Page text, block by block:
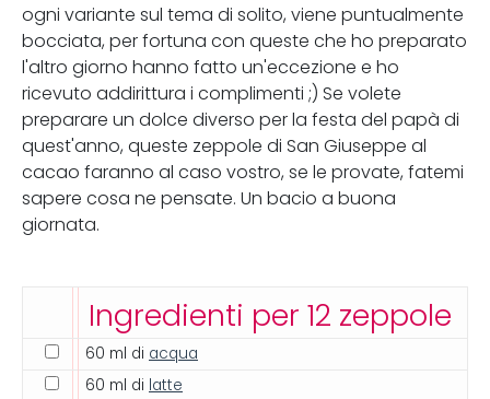
ogni variante sul tema di solito, viene puntualmente
bocciata, per fortuna con queste che ho preparato
l'altro giorno hanno fatto un'eccezione e ho
ricevuto addirittura i complimenti ;) Se volete
preparare un dolce diverso per la festa del papà di
quest'anno, queste zeppole di San Giuseppe al
cacao faranno al caso vostro, se le provate, fatemi
sapere cosa ne pensate. Un bacio a buona
giornata.
Ingredienti per 12 zeppole
60 ml di acqua
60 ml di latte